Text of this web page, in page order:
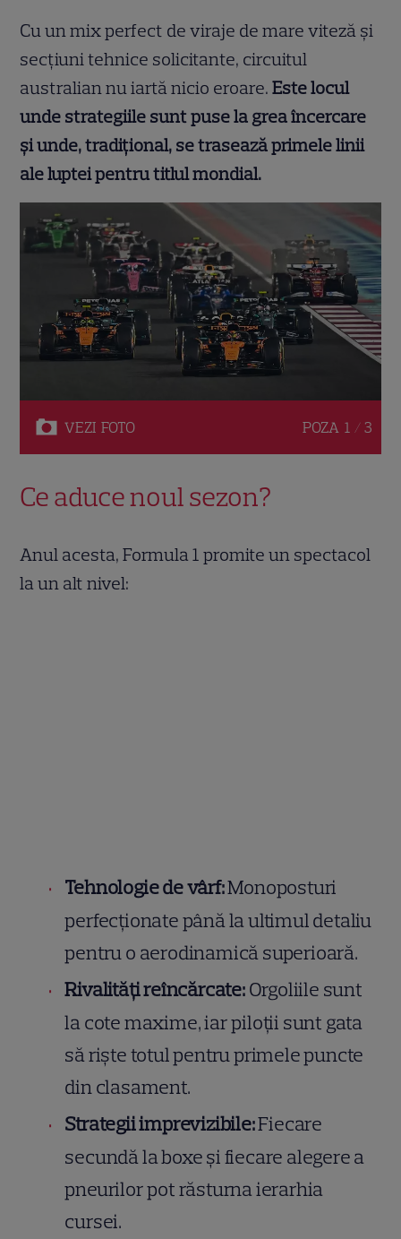
Cu un mix perfect de viraje de mare viteză și
secțiuni tehnice solicitante, circuitul
australian nu iartă nicio eroare.Este locul
unde strategiile sunt puse la grea încercare
și unde, tradițional, se trasează primele linii
ale luptei pentru titlul mondial.
VEZI FOTO POZA 1 / 3
Ce aduce noul sezon?
Anul acesta, Formula 1 promite un spectacol
la un alt nivel:
Tehnologie de vârf:Monoposturi
perfecționate până la ultimul detaliu
pentru o aerodinamică superioară.
Rivalități reîncărcate:Orgoliile sunt
la cote maxime, iar piloții sunt gata
să riște totul pentru primele puncte
din clasament.
Strategii imprevizibile:Fiecare
secundă la boxe și fiecare alegere a
pneurilor pot răsturna ierarhia
cursei.